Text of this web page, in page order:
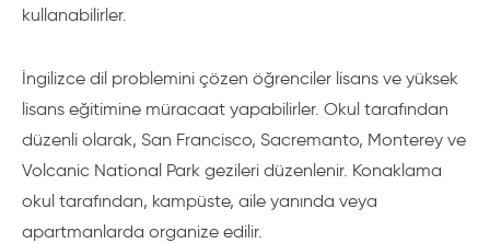
kullanabilirler.
İngilizce dil problemini çözen öğrenciler lisans ve yüksek
lisans eğitimine müracaat yapabilirler. Okul tarafından
düzenli olarak, San Francisco, Sacremanto, Monterey ve
Volcanic National Park gezileri düzenlenir. Konaklama
okul tarafından, kampüste, aile yanında veya
apartmanlarda organize edilir.